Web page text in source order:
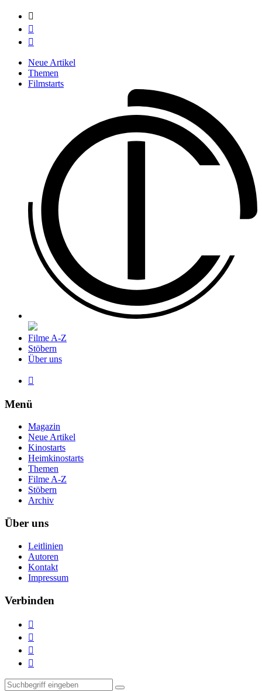



Neue Artikel
Themen
Filmstarts
Filme A-Z
Stöbern
Über uns

Menü
Magazin
Neue Artikel
Kinostarts
Heimkinostarts
Themen
Filme A-Z
Stöbern
Archiv
Über uns
Leitlinien
Autoren
Kontakt
Impressum
Verbinden



